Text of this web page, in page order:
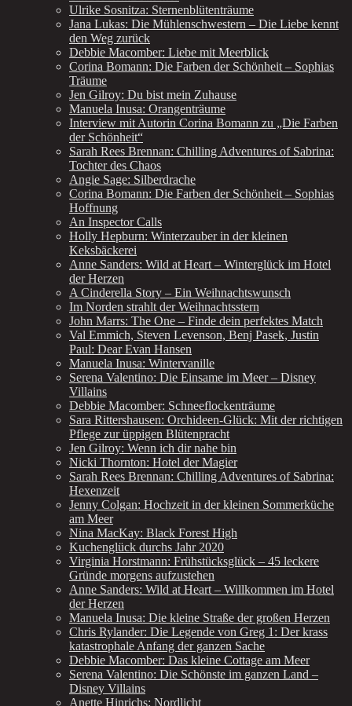
Ulrike Sosnitza: Sternenblütenträume
Jana Lukas: Die Mühlenschwestern – Die Liebe kennt
den Weg zurück
Debbie Macomber: Liebe mit Meerblick
Corina Bomann: Die Farben der Schönheit – Sophias
Träume
Jen Gilroy: Du bist mein Zuhause
Manuela Inusa: Orangenträume
Interview mit Autorin Corina Bomann zu „Die Farben
der Schönheit“
Sarah Rees Brennan: Chilling Adventures of Sabrina:
Tochter des Chaos
Angie Sage: Silberdrache
Corina Bomann: Die Farben der Schönheit – Sophias
Hoffnung
An Inspector Calls
Holly Hepburn: Winterzauber in der kleinen
Keksbäckerei
Anne Sanders: Wild at Heart – Winterglück im Hotel
der Herzen
A Cinderella Story – Ein Weihnachtswunsch
Im Norden strahlt der Weihnachtsstern
John Marrs: The One – Finde dein perfektes Match
Val Emmich, Steven Levenson, Benj Pasek, Justin
Paul: Dear Evan Hansen
Manuela Inusa: Wintervanille
Serena Valentino: Die Einsame im Meer – Disney
Villains
Debbie Macomber: Schneeflockenträume
Sara Rittershausen: Orchideen-Glück: Mit der richtigen
Pflege zur üppigen Blütenpracht
Jen Gilroy: Wenn ich dir nahe bin
Nicki Thornton: Hotel der Magier
Sarah Rees Brennan: Chilling Adventures of Sabrina:
Hexenzeit
Jenny Colgan: Hochzeit in der kleinen Sommerküche
am Meer
Nina MacKay: Black Forest High
Kuchenglück durchs Jahr 2020
Virginia Horstmann: Frühstücksglück – 45 leckere
Gründe morgens aufzustehen
Anne Sanders: Wild at Heart – Willkommen im Hotel
der Herzen
Manuela Inusa: Die kleine Straße der großen Herzen
Chris Rylander: Die Legende von Greg 1: Der krass
katastrophale Anfang der ganzen Sache
Debbie Macomber: Das kleine Cottage am Meer
Serena Valentino: Die Schönste im ganzen Land –
Disney Villains
Anette Hinrichs: Nordlicht